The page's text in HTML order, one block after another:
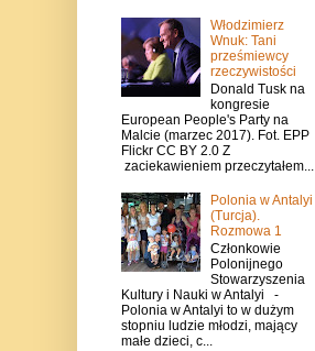
Włodzimierz
Wnuk: Tani
prześmiewcy
rzeczywistości
Donald Tusk na
kongresie
European People's Party na
Malcie (marzec 2017). Fot. EPP
Flickr CC BY 2.0 Z
zaciekawieniem przeczytałem...
Polonia w Antalyi
(Turcja).
Rozmowa 1
Członkowie
Polonijnego
Stowarzyszenia
Kultury i Nauki w Antalyi -
Polonia w Antalyi to w dużym
stopniu ludzie młodzi, mający
małe dzieci, c...